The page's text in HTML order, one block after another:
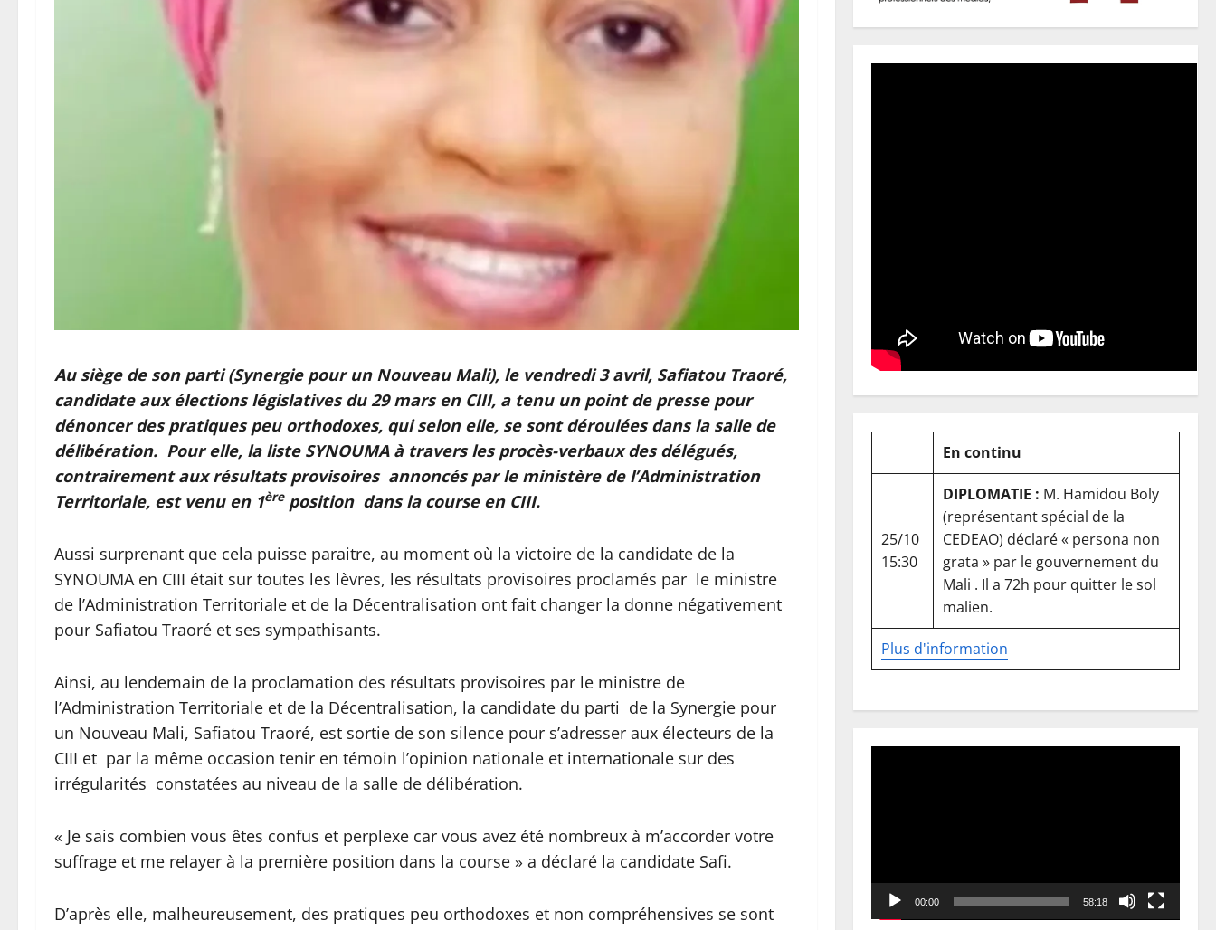
Au siège de son parti (Synergie pour un Nouveau Mali), le vendredi 3 avril, Safiatou Traoré,
candidate aux élections législatives du 29 mars en CIII, a tenu un point de presse pour
dénoncer des pratiques peu orthodoxes, qui selon elle, se sont déroulées dans la salle de
délibération. Pour elle, la liste SYNOUMA à travers les procès-verbaux des délégués,
contrairement aux résultats provisoires annoncés par le ministère de l’Administration
Territoriale, est venu en 1èreposition dans la course en CIII.
Aussi surprenant que cela puisse paraitre, au moment où la victoire de la candidate de la
SYNOUMA en CIII était sur toutes les lèvres, les résultats provisoires proclamés par le ministre
de l’Administration Territoriale et de la Décentralisation ont fait changer la donne négativement
pour Safiatou Traoré et ses sympathisants.
Ainsi, au lendemain de la proclamation des résultats provisoires par le ministre de
l’Administration Territoriale et de la Décentralisation, la candidate du parti de la Synergie pour
un Nouveau Mali, Safiatou Traoré, est sortie de son silence pour s’adresser aux électeurs de la
CIII et par la même occasion tenir en témoin l’opinion nationale et internationale sur des
irrégularités constatées au niveau de la salle de délibération.
« Je sais combien vous êtes confus et perplexe car vous avez été nombreux à m’accorder votre
suffrage et me relayer à la première position dans la course » a déclaré la candidate Safi.
D’après elle, malheureusement, des pratiques peu orthodoxes et non compréhensives se sont
En continu
Plus d'information
25/10
15:30
DIPLOMATIE : M. Hamidou Boly
(représentant spécial de la
CEDEAO) déclaré « persona non
grata » par le gouvernement du
Mali . Il a 72h pour quitter le sol
malien.
00:00 58:18